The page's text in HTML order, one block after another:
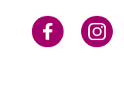
Cocktails